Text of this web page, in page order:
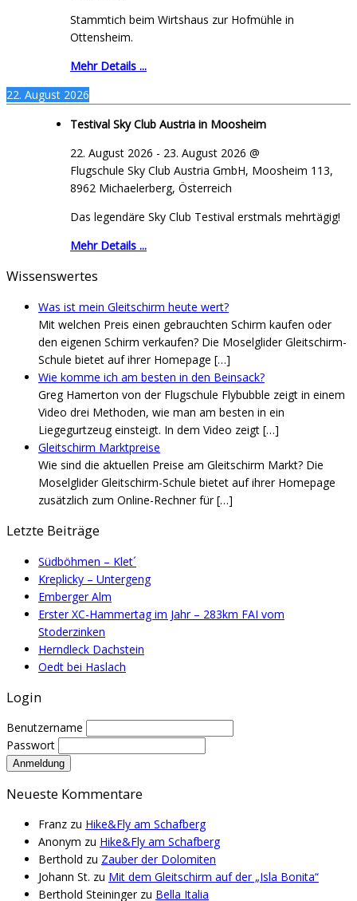
Stammtich beim Wirtshaus zur Hofmühle in
Ottensheim.
Mehr Details ...
22. August 2026
Testival Sky Club Austria in Moosheim
22. August 2026 - 23. August 2026 @
Flugschule Sky Club Austria GmbH, Moosheim 113,
8962 Michaelerberg, Österreich
Das legendäre Sky Club Testival erstmals mehrtägig!
Mehr Details ...
Wissenswertes
Was ist mein Gleitschirm heute wert?
Mit welchen Preis einen gebrauchten Schirm kaufen oder
den eigenen Schirm verkaufen? Die Moselglider Gleitschirm-
Schule bietet auf ihrer Homepage […]
Wie komme ich am besten in den Beinsack?
Greg Hamerton von der Flugschule Flybubble zeigt in einem
Video drei Methoden, wie man am besten in ein
Liegegurtzeug einsteigt. In dem Video zeigt […]
Gleitschirm Marktpreise
Wie sind die aktuellen Preise am Gleitschirm Markt? Die
Moselglider Gleitschirm-Schule bietet auf ihrer Homepage
zusätzlich zum Online-Rechner für[…]
Letzte Beiträge
Südböhmen – Klet´
Kreplicky – Untergeng
Emberger Alm
Erster XC-Hammertag im Jahr – 283km FAI vom
Stoderzinken
Herndleck Dachstein
Oedt bei Haslach
Login
Benutzername
Passwort
Neueste Kommentare
Franz zu Hike&Fly am Schafberg
Anonym zu Hike&Fly am Schafberg
Berthold zu Zauber der Dolomiten
Johann St. zu Mit dem Gleitschirm auf der „Isla Bonita“
Berthold Steiningerzu Bella Italia